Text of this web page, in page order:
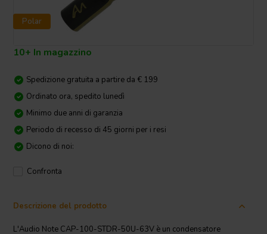
Polar
10+ In magazzino
Spedizione gratuita a partire da € 199
Ordinato ora, spedito lunedì
Minimo due anni di garanzia
Periodo di recesso di 45 giorni per i resi
Dicono di noi:
Confronta
Descrizione del prodotto
L'Audio Note CAP-100-STDR-50U-63V è un condensatore